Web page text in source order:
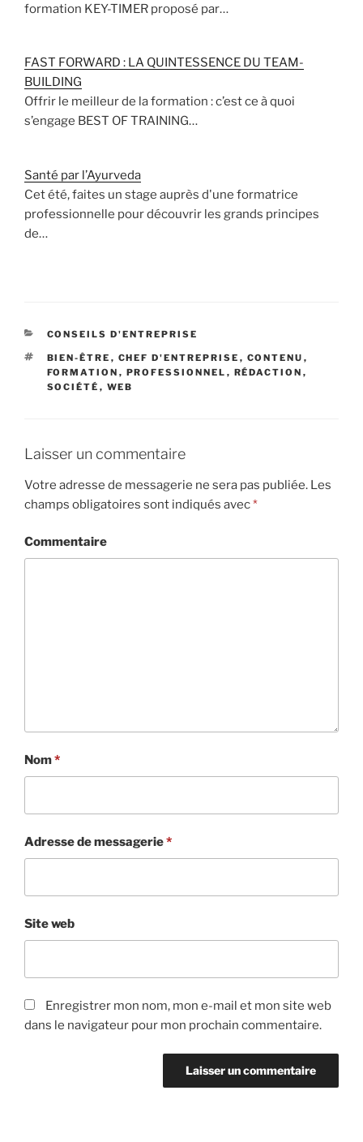
formation KEY-TIMER proposé par…
FAST FORWARD : LA QUINTESSENCE DU TEAM-
BUILDING
Offrir le meilleur de la formation : c’est ce à quoi
s’engage BEST OF TRAINING…
Santé par l’Ayurveda
Cet été, faites un stage auprès d'une formatrice
professionnelle pour découvrir les grands principes
de…
CATÉGORIES
CONSEILS D'ENTREPRISE
ÉTIQUETTES
BIEN-ÊTRE , CHEF D'ENTREPRISE , CONTENU ,
FORMATION , PROFESSIONNEL , RÉDACTION ,
SOCIÉTÉ , WEB
Laisser un commentaire
Votre adresse de messagerie ne sera pas publiée. Les
champs obligatoires sont indiqués avec*
Commentaire
Nom*
Adresse de messagerie*
Site web
Enregistrer mon nom, mon e-mail et mon site web
dans le navigateur pour mon prochain commentaire.